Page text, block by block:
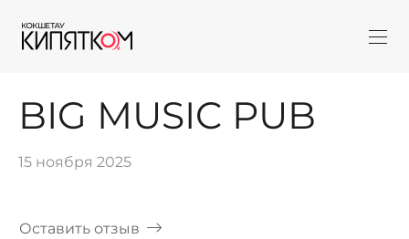
BIG MUSIC PUB
15 ноября 2025
Оставить отзыв